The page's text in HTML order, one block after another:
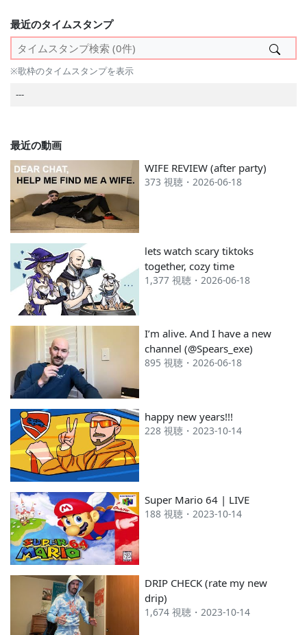
2024.09 第2週
---
#2
2024.08 第2週
---
#727
2025 2月
2024 9月
2024 6月
2023 8月
2023 5月
---
#132
2022 12月
最近のタイムスタンプ
※歌枠のタイムスタンプを表示
---
最近の動画
WIFE REVIEW (after party)
373 視聴・2026-06-18
lets watch scary tiktoks
together, cozy time
1,377 視聴・2026-06-18
I’m alive. And I have a new
channel (@Spears_exe)
895 視聴・2026-06-18
happy new years!!!
228 視聴・2023-10-14
Super Mario 64 | LIVE
188 視聴・2023-10-14
DRIP CHECK (rate my new
drip)
1,674 視聴・2023-10-14